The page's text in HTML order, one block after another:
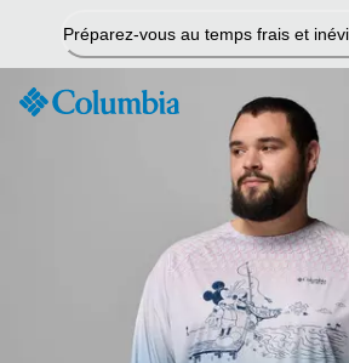
contenu
Préparez-vous au temps frais et